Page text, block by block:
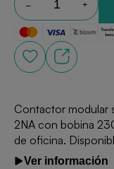
Contactor modular
2NA con bobina
de oficina.
Ver información